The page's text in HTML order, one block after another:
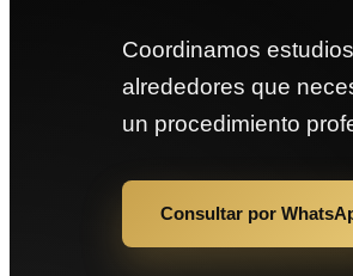
Coordinamos
alrededores que
un procedimiento
Consultar por